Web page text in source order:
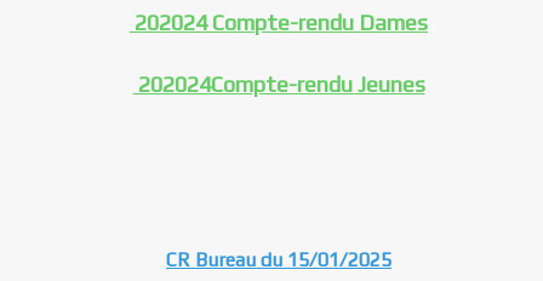
202024 Compte-rendu Dames
202024Compte-rendu Jeunes
CR Bureau du 15/01/2025